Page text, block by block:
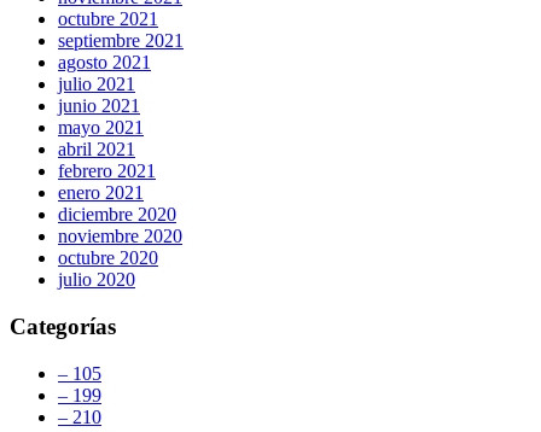
octubre 2021
septiembre 2021
agosto 2021
julio 2021
junio 2021
mayo 2021
abril 2021
febrero 2021
enero 2021
diciembre 2020
noviembre 2020
octubre 2020
julio 2020
Categorías
– 105
– 199
– 210